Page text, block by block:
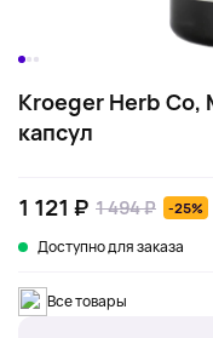
Kroeger Herb Co,
капсул
1 121 ₽ 1 494 ₽ -25%
Доступно для заказа
Все товары